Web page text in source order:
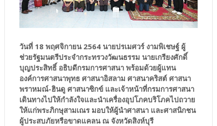
วันที่ 18 พฤศจิกายน 2564 นายปรเมศวร์ งามพิเชษฐ์ ผู้
ช่วยรัฐมนตรีประจำกระทรวงวัฒนธรรม นายเกรียงศักดิ์
บุญประสิทธิ์ อธิบดีกรมการศาสนา พร้อมด้วยผู้แทน
องค์การศาสนาพุทธ ศาสนาอิสลาม ศาสนาคริสต์ ศาสนา
พราหมณ์-ฮินดู ศาสนาซิกข์ และเจ้าหน้าที่กรมการศาสนา
เดินทางไปให้กำลังใจและนำเครื่องอุปโภคบริโภคไปถวาย
ให้แก่พระภิกษุสามเณร มอบให้ผู้นำศาสนา และศาสนิกชน
ผู้ประสบภัยหรือขาดแคลน ณ จังหวัดสิงห์บุรี